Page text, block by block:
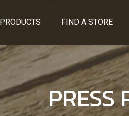
PRODUCTS FIND A STORE
PRESS